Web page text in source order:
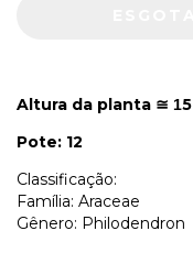
Altura da planta ≅ 1
Pote: 12
Classificação:
Família: Araceae
Gênero: Philodendron